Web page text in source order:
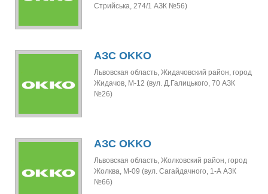
Стрийська, 274/1 АЗК №56)
АЗС OKKO
Львовская область, Жидачовский район, город
Жидачов, М-12 (вул. Д.Галицького, 70 АЗК
№26)
АЗС OKKO
Львовская область, Жолковский район, город
Жолква, М-09 (вул. Сагайдачного, 1-А АЗК
№66)